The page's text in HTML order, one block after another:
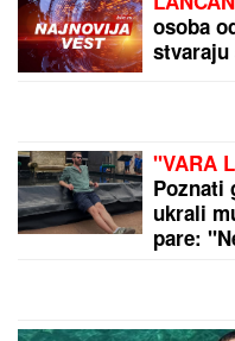
DUNAV OTKRIO
izronili motocikl
PREPORUKA ZA VAS